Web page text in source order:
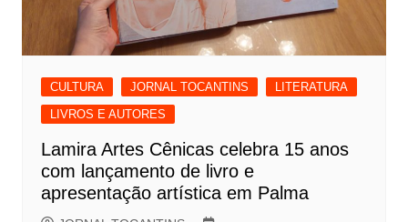
CULTURA JORNAL TOCANTINS
LITERATURA
LIVROS E AUTORES
Lamira Artes Cênicas celebra 15 anos
com lançamento de livro e
apresentação artística em Palma